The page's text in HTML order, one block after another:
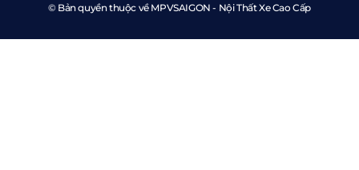
© Bản quyền thuộc về MPVSAIGON - Nội Thất Xe Cao Cấp